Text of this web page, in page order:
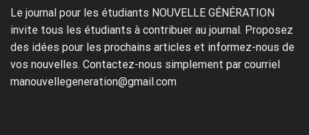
Le journal pour les étudiants NOUVELLE GÉNÉRATION
invite tous les étudiants à contribuer au journal. Proposez
des idées pour les prochains articles et informez-nous de
vos nouvelles. Contactez-nous simplement par courriel
manouvellegeneration@gmail.com